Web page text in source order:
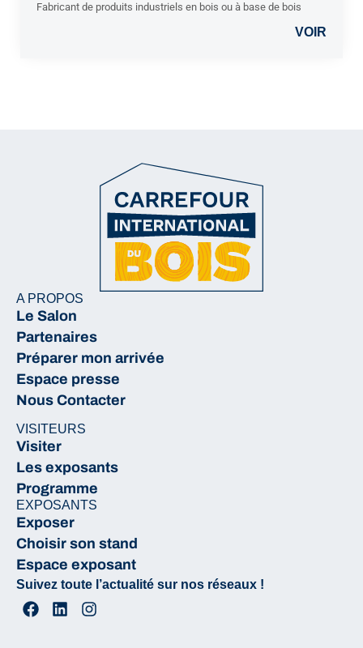
Fabricant de produits industriels en bois ou à base de bois
VOIR
A PROPOS
Le Salon
Partenaires
Préparer mon arrivée
Espace presse
Nous Contacter
VISITEURS
Visiter
Les exposants
Programme
EXPOSANTS
Exposer
Choisir son stand
Espace exposant
Suivez toute l’actualité sur nos réseaux !